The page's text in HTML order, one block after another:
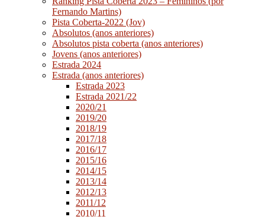
Fernando Martins)
Pista Coberta-2022 (Jov)
Absolutos (anos anteriores)
Absolutos pista coberta (anos anteriores)
Jovens (anos anteriores)
Estrada 2024
Estrada (anos anteriores)
Estrada 2023
Estrada 2021/22
2020/21
2019/20
2018/19
2017/18
2016/17
2015/16
2014/15
2013/14
2012/13
2011/12
2010/11